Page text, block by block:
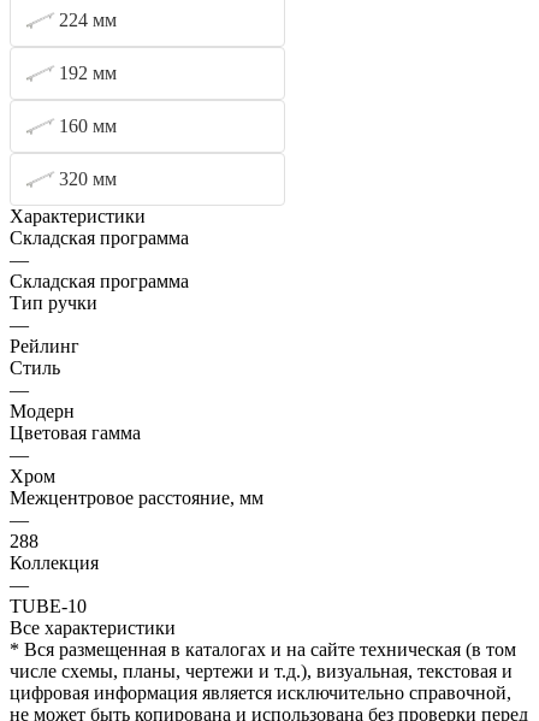
224 мм
192 мм
160 мм
320 мм
Характеристики
Складская программа
—
Складская программа
Тип ручки
—
Рейлинг
Стиль
—
Модерн
Цветовая гамма
—
Хром
Межцентровое расстояние, мм
—
288
Коллекция
—
TUBE-10
Все характеристики
* Вся размещенная в каталогах и на сайте техническая (в том
числе схемы, планы, чертежи и т.д.), визуальная, текстовая и
цифровая информация является исключительно справочной,
не может быть копирована и использована без проверки перед